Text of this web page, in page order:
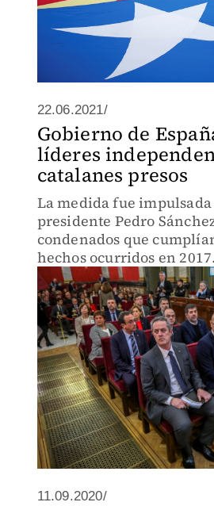
22.06.2021/
Gobierno de
líderes
catalanes presos
La medida fue
presidente Pedro
condenados que
hechos ocurridos en 2017.
11.09.2020/